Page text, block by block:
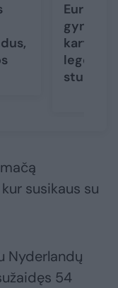
gynyba
kartos
stuburą
susikaus su
Nyderlandų
54